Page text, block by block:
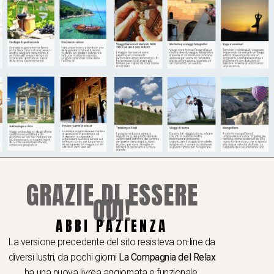
e seminari
e viaggi video e fotografici
GRAZIE DI ESSERE
QUI!
ABBI PAZIENZA
La versione precedente del sito resisteva on-line da
diversi lustri, da pochi giorni La Compagnia del Relax